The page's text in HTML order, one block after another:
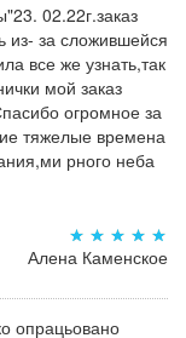
02.22г.заказ
из- за сложившейся
все же узнать,так
мой заказ
огромное за
тяжелые времена
рного неба
Алена Каменское
опрацьовано